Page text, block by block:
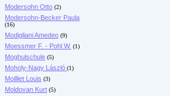
Modersohn Otto (2)
Modersohn-Becker Paula
(16)
Modigliani Amedeo (9)
Moessmer F. - Pohl W. (1)
Moghulschule (5)
Moholy-Nagy László (1)
Moilliet Louis (3)
Moldovan Kurt (5)